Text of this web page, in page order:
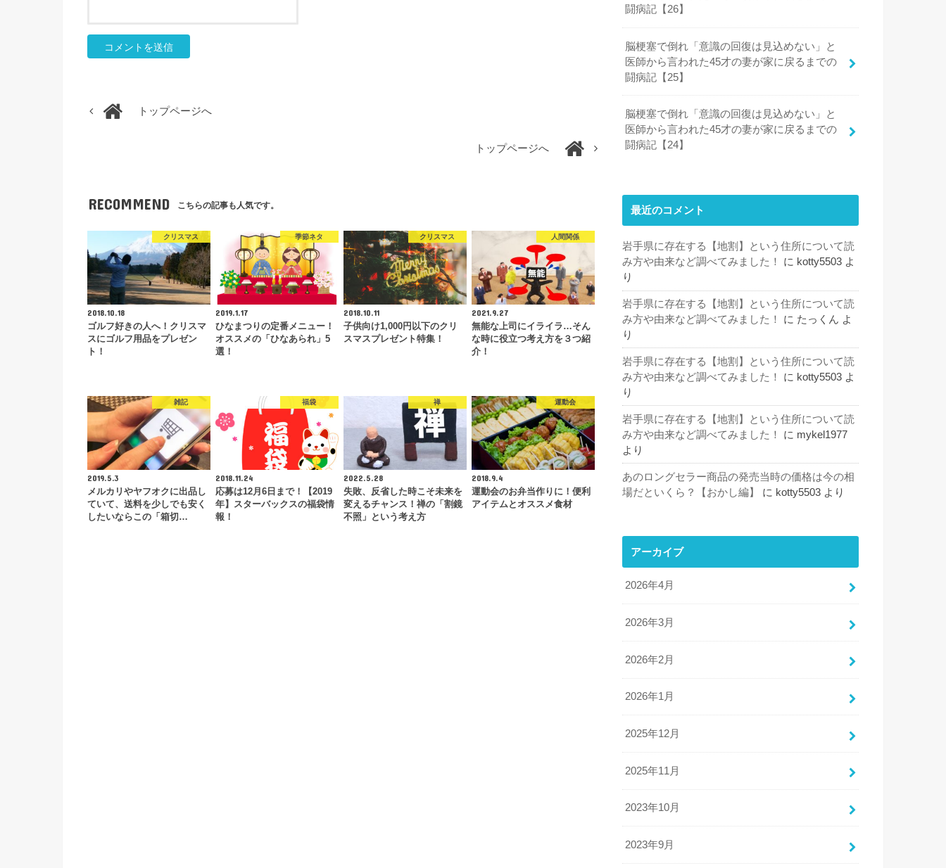
トップページへ
トップページへ
RECOMMEND こちらの記事も人気です。
クリスマス
2018.10.18
ゴルフ好きの人へ！クリスマ
スにゴルフ用品をプレゼン
ト！
季節ネタ
2019.1.17
ひなまつりの定番メニュー！
オススメの「ひなあられ」5
選！
クリスマス
2018.10.11
子供向け1,000円以下のクリ
スマスプレゼント特集！
人間関係
2021.9.27
無能な上司にイライラ…そん
な時に役立つ考え方を３つ紹
介！
雑記
2019.5.3
メルカリやヤフオクに出品し
ていて、送料を少しでも安く
したいならこの「箱切…
福袋
2018.11.24
応募は12月6日まで！【2019
年】スターバックスの福袋情
報！
禅
2022.5.28
失敗、反省した時こそ未来を
変えるチャンス！禅の「割鏡
不照」という考え方
運動会
2018.9.4
運動会のお弁当作りに！便利
アイテムとオススメ食材
闘病記【26】
脳梗塞で倒れ「意識の回復は見込めない」と
医師から言われた45才の妻が家に戻るまでの
闘病記【25】
脳梗塞で倒れ「意識の回復は見込めない」と
医師から言われた45才の妻が家に戻るまでの
闘病記【24】
最近のコメント
岩手県に存在する【地割】という住所について読
み方や由来など調べてみました！
に kotty5503 よ
り
岩手県に存在する【地割】という住所について読
み方や由来など調べてみました！
に たっくん よ
り
岩手県に存在する【地割】という住所について読
み方や由来など調べてみました！
に kotty5503 よ
り
岩手県に存在する【地割】という住所について読
み方や由来など調べてみました！
に mykel1977
より
あのロングセラー商品の発売当時の価格は今の相
場だといくら？【おかし編】
に kotty5503 より
アーカイブ
2026年4月
2026年3月
2026年2月
2026年1月
2025年12月
2025年11月
2023年10月
2023年9月